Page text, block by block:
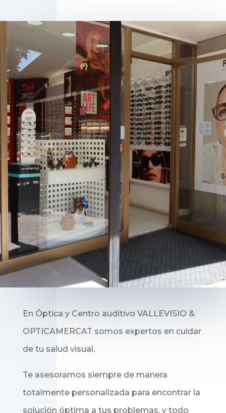
En Óptica y Centro auditivo VALLEVISIO &
OPTICAMERCAT somos expertos en cuidar
de tu salud visual.
Te asesoramos siempre de manera
totalmente personalizada para encontrar la
solución óptima a tus problemas, y todo